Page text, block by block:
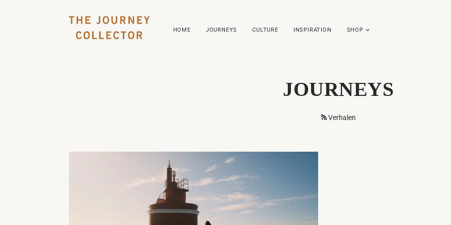
HOME JOURNEYS CULTURE INSPIRATION SHOP
JOURNEYS
Verhalen